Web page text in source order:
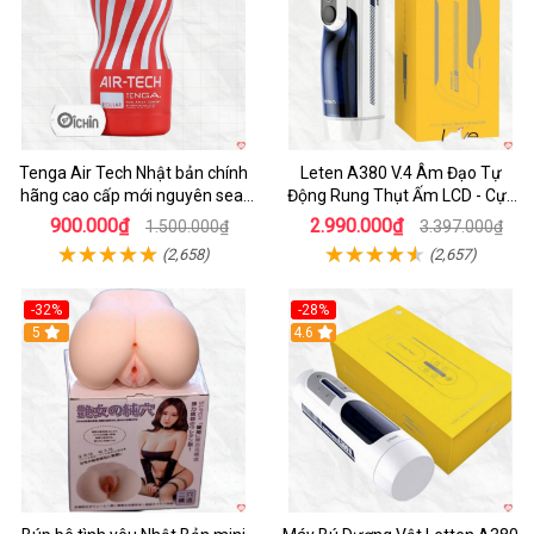
Tenga Air Tech Nhật bản chính
hãng cao cấp mới nguyên seal
giá tốt
900.000₫ 1.500.000₫
(2,658)
Leten A380 V.4 Âm Đạo Tự
Động Rung Thụt Ấm LCD - Cực
Phê
2.990.000₫ 3.397.000₫
(2,657)
-32%
Hot
5
-28%
Hot
4.6